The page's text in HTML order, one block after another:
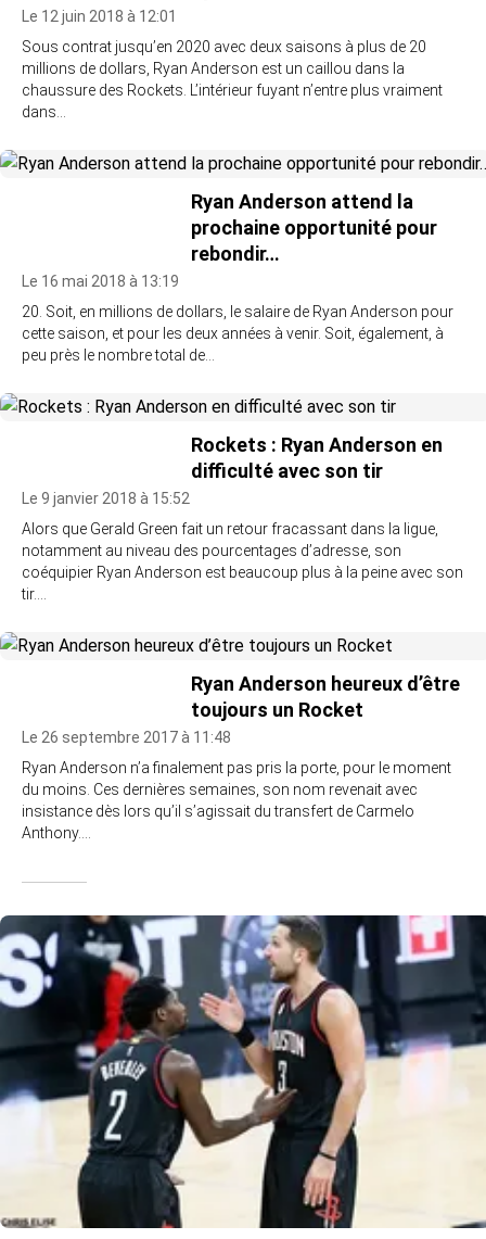
Le 12 juin 2018 à 12:01
Sous contrat jusqu’en 2020 avec deux saisons à plus de 20
millions de dollars, Ryan Anderson est un caillou dans la
chaussure des Rockets. L’intérieur fuyant n’entre plus vraiment
dans…
Ryan Anderson attend la
prochaine opportunité pour
rebondir…
Le 16 mai 2018 à 13:19
20. Soit, en millions de dollars, le salaire de Ryan Anderson pour
cette saison, et pour les deux années à venir. Soit, également, à
peu près le nombre total de…
Rockets : Ryan Anderson en
difficulté avec son tir
Le 9 janvier 2018 à 15:52
Alors que Gerald Green fait un retour fracassant dans la ligue,
notamment au niveau des pourcentages d’adresse, son
coéquipier Ryan Anderson est beaucoup plus à la peine avec son
tir.…
Ryan Anderson heureux d’être
toujours un Rocket
Le 26 septembre 2017 à 11:48
Ryan Anderson n’a finalement pas pris la porte, pour le moment
du moins. Ces dernières semaines, son nom revenait avec
insistance dès lors qu’il s’agissait du transfert de Carmelo
Anthony.…